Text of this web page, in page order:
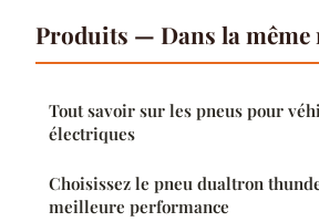
Produits — Dans la
Tout savoir sur les pneus pour
électriques
Choisissez le pneu dualtron
meilleure performance